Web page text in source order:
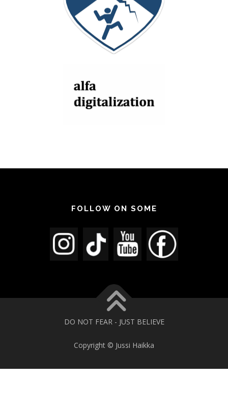
FOLLOW ON SOME
DO NOT FEAR - JUST BELIEVE
Copyright © Jussi Haikka